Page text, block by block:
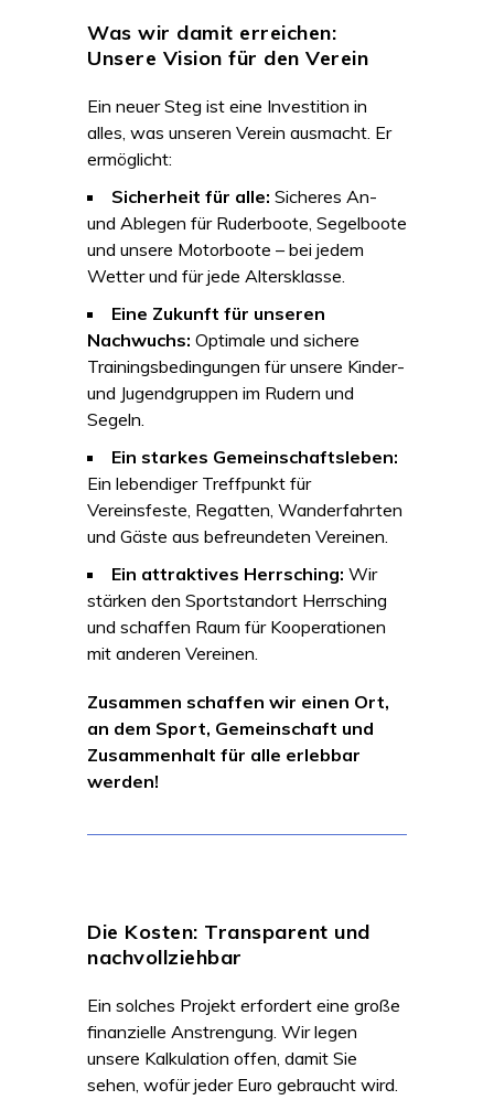
Was wir damit erreichen:
Unsere Vision für den Verein
Ein neuer Steg ist eine Investition in
alles, was unseren Verein ausmacht. Er
ermöglicht:
Sicherheit für alle: Sicheres An-
und Ablegen für Ruderboote, Segelboote
und unsere Motorboote – bei jedem
Wetter und für jede Altersklasse.
Eine Zukunft für unseren
Nachwuchs: Optimale und sichere
Trainingsbedingungen für unsere Kinder-
und Jugendgruppen im Rudern und
Segeln.
Ein starkes Gemeinschaftsleben:
Ein lebendiger Treffpunkt für
Vereinsfeste, Regatten, Wanderfahrten
und Gäste aus befreundeten Vereinen.
Ein attraktives Herrsching: Wir
stärken den Sportstandort Herrsching
und schaffen Raum für Kooperationen
mit anderen Vereinen.
Zusammen schaffen wir einen Ort,
an dem Sport, Gemeinschaft und
Zusammenhalt für alle erlebbar
werden!
Die Kosten: Transparent und
nachvollziehbar
Ein solches Projekt erfordert eine große
finanzielle Anstrengung. Wir legen
unsere Kalkulation offen, damit Sie
sehen, wofür jeder Euro gebraucht wird.